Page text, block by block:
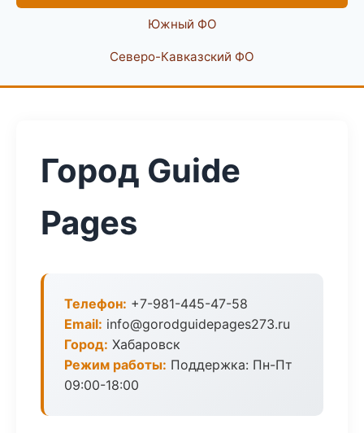
Южный ФО
Северо-Кавказский ФО
Город Guide
Pages
Телефон: +7-981-445-47-58
Email: info@gorodguidepages273.ru
Город: Хабаровск
Режим работы: Поддержка: Пн-Пт
09:00-18:00